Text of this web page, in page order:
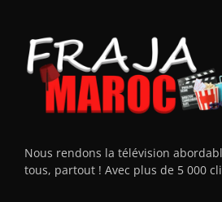
Nous rendons la télévision
tous, partout ! Avec plus de 5 000